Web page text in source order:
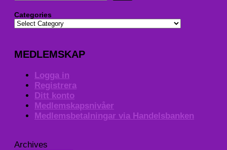
Categories
MEDLEMSKAP
Logga in
Registrera
Ditt konto
Medlemskapsnivåer
Medlemsbetalningar via Handelsbanken
Archives